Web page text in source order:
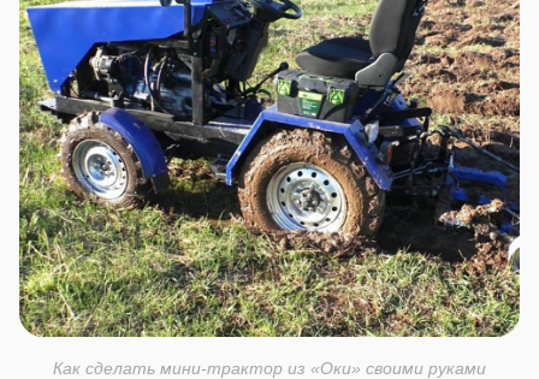
Как сделать мини-трактор из «Оки» своими руками